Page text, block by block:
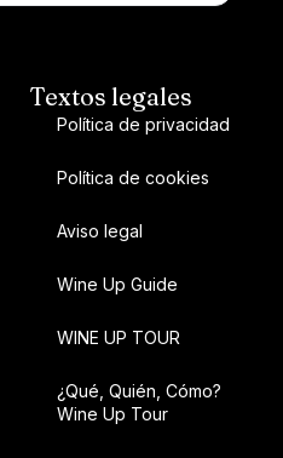
Textos legales
Política de privacidad
Política de cookies
Aviso legal
Wine Up Guide
WINE UP TOUR
¿Qué, Quién, Cómo?
Wine Up Tour